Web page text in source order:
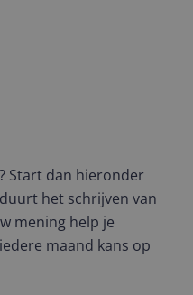
Start dan hieronder
het schrijven van
mening help je
maand kans op